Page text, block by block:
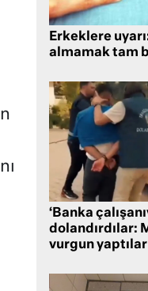
Erkeklere
almamak tam
‘Banka
dolandırdılar:
vurgun yaptılar